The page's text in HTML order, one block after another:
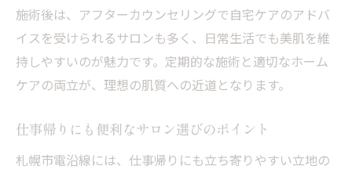
施術後は、アフターカウンセリングで自宅ケアのアドバ
イスを受けられるサロンも多く、日常生活でも美肌を維
持しやすいのが魅力です。定期的な施術と適切なホーム
ケアの両立が、理想の肌質への近道となります。
仕事帰りにも便利なサロン選びのポイント
札幌市電沿線には、仕事帰りにも立ち寄りやすい立地の